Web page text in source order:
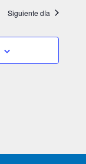
Siguiente día